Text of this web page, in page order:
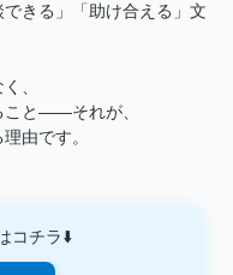
きる」「助け合える」文
、
こと——それが、
由です。
コチラ⬇️